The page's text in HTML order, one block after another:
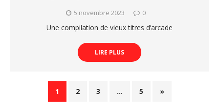
5 novembre 2023 0
Une compilation de vieux titres d’arcade
LIRE PLUS
1 2 3 … 5 »